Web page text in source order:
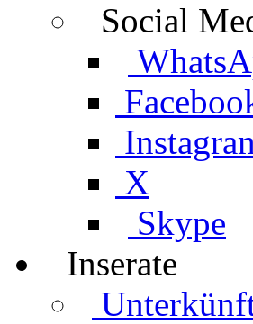
Social
X
Skype
Inserate